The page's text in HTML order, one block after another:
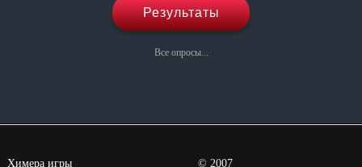
Результаты
Все опросы...
Химера игры © 2007